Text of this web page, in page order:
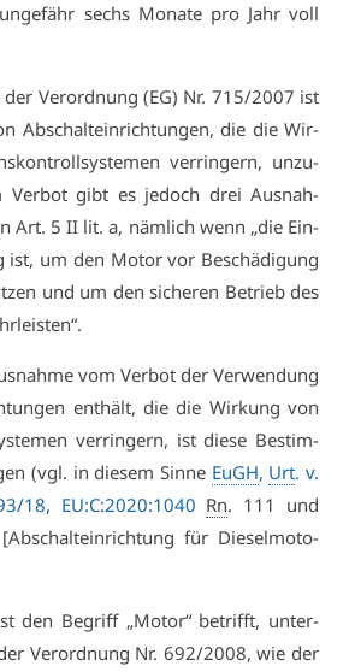
sechs Mo­na­te pro Jahr voll
Ver­ord­nung (EG) Nr. 715/2007 ist
Ab­schalt­ein­rich­tun­gen, die die Wir­
ver­rin­gern, un­zu­
Ver­bot gibt es je­doch drei Aus­nah­
Art. 5 II lit. a, näm­lich wenn „die Ein­
ist, um den Mo­tor vor Be­schä­di­gung
und um den si­che­ren Be­trieb des
vom Ver­bot der Ver­wen­dung
ent­hält, die die Wir­kung von
ver­rin­gern, ist die­se Be­stim­
(vgl. in die­sem Sin­ne EuGH, Urt. v.
18, EU:C:2020:1040 Rn. 111 und
für Die­sel­mo­to­
den Be­griff „Mo­tor“ be­trifft, un­ter­
Ver­ord­nung Nr. 692/2008, wie der